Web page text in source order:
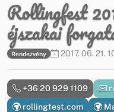
Rollingfest
éjszakai
Rendezvény 2017. 06. 21.
+36 20 929 1109
rollingfest.com